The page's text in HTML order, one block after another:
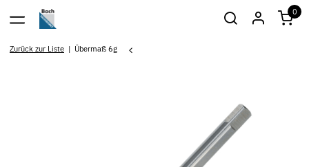
0
Zurück zur Liste Übermaß 6g